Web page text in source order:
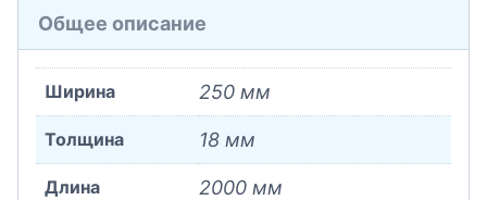
Общее описание
Ширина 250 мм
Толщина 18 мм
Длина 2000 мм